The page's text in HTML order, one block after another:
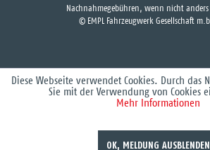
Nachnahmegebühren, wenn nicht anders
© EMPL Fahrzeugwerk Gesellschaft
Diese Webseite verwendet Cookies. Durch das
Sie mit der Verwendung von Cookies
Mehr Informationen
OK, MELDUNG AUSBLENDEN